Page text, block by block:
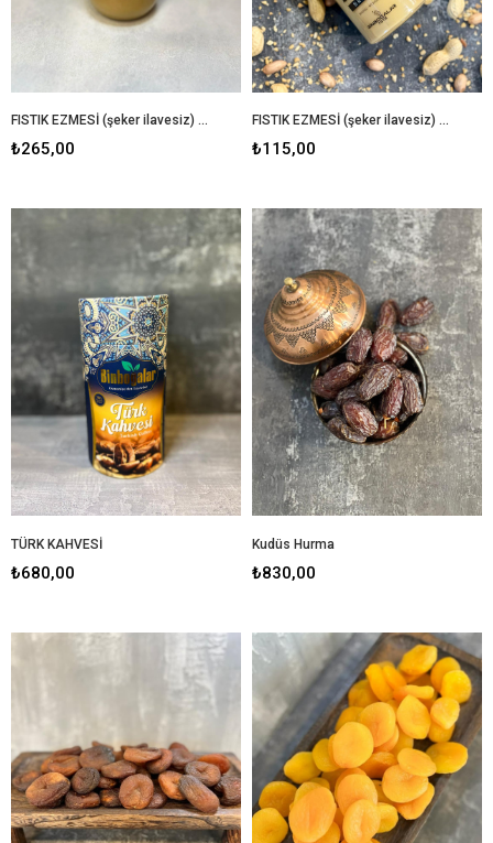
FISTIK EZMESİ (şeker ilavesiz) 1000 gr
₺265,00
FISTIK EZMESİ (şeker ilavesiz) 340 gr
₺115,00
TÜRK KAHVESİ
₺680,00
Kudüs Hurma
₺830,00